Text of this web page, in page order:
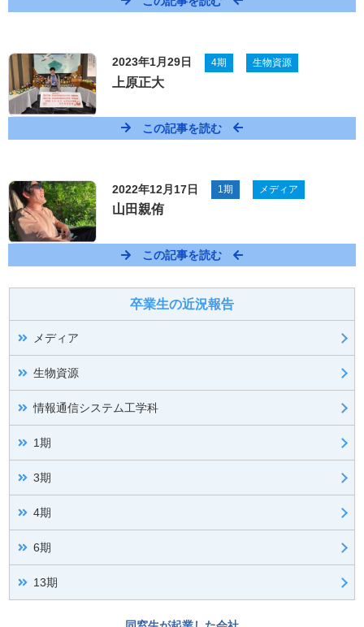
2023年1月29日 4期 生物資源
上原正大
この記事を読む
2022年12月17日 1期 メディア
山田親侑
この記事を読む
卒業生の近況報告
メディア
生物資源
情報通信システム工学科
1期
3期
4期
6期
13期